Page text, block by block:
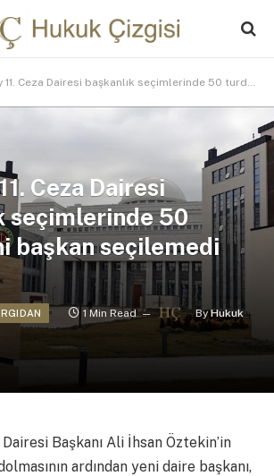
Ceza Dairesi başkanlık seçimlerinde 50 turda yeni başkan seçilemedi
Ceza Dairesi
seçimlerinde 50
başkan seçilemedi
1 Min Read By Hukuk
Dairesi Başkanı Ali İhsan Öztekin’in
ardından yeni daire başkanı,